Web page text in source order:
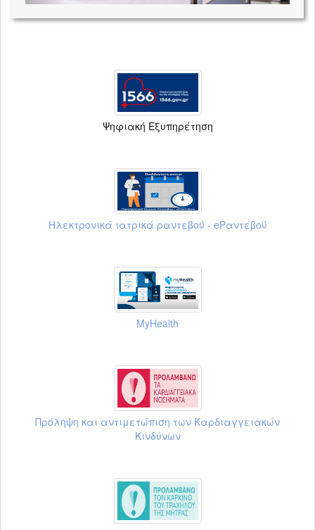
Ψηφιακή Εξυπηρέτηση
Ηλεκτρονικά ιατρικά ραντεβού - eΡαντεβού
MyHealth
Πρόληψη και αντιμετώπιση των Καρδιαγγειακών
Κινδύνων